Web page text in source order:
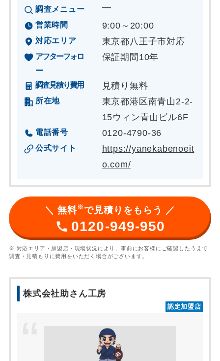
調査メニュー ―
営業時間 9:00～20:00
対応エリア 東京都八王子市対応
アフターフォロ
ー
保証期間10年
調査見積り費用 見積り無料
所在地
東京都港区南青山2-2-
15ウィン青山ビル6F
電話番号 0120-4790-36
公式サイト
https://yanekabenoeit
o.com/
＼ 無料※で見積りをもらう ／
0120-949-950
※ 対応エリア・加盟店・現場状況により、事前にお客様にご確認したうえで
調査・見積もりに費用をいただく場合がございます。
株式会社助さん工房
認定加盟店